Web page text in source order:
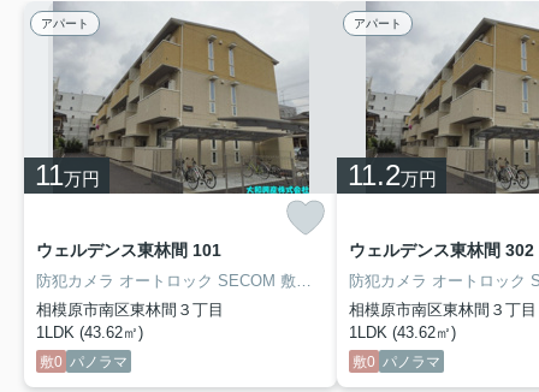
アパート
11万円
ウェルデンス東林間 101
防犯カメラ オートロック SECOM 敷地内駐車場 １台無料 カウンターキッチン 追焚 独立洗面
相模原市南区東林間３丁目
1LDK (43.62㎡)
敷0 パノラマ
アパート
11.2万円
ウェルデンス東林間 302
相模原市南区東林間３丁目
1LDK (43.62㎡)
敷0 パノラマ